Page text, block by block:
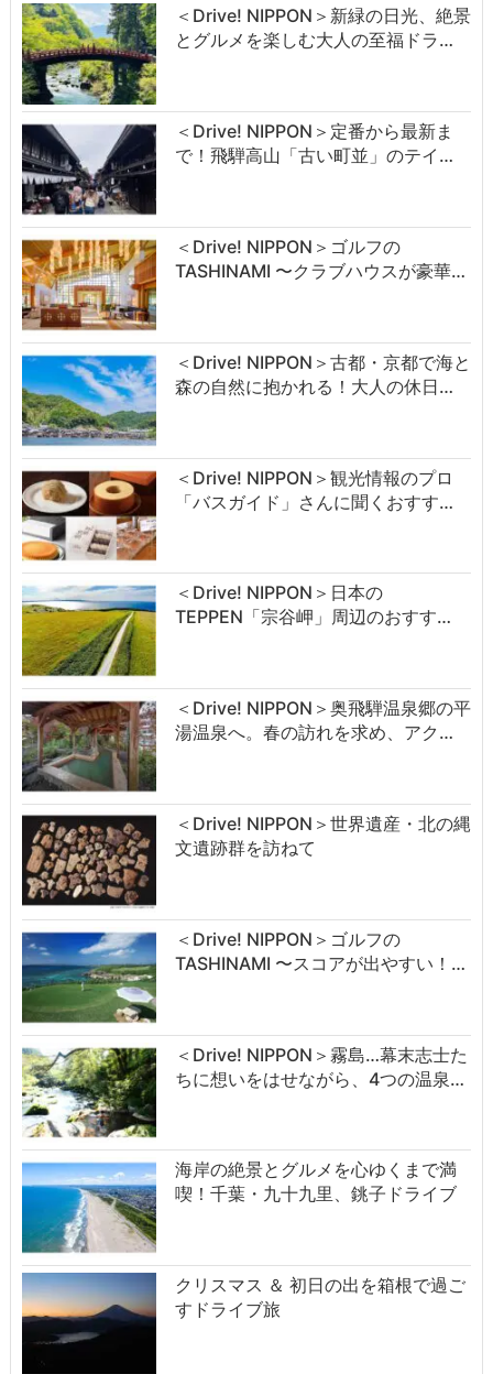
＜Drive! NIPPON＞新緑の日光、絶景
とグルメを楽しむ大人の至福ドラ…
＜Drive! NIPPON＞定番から最新ま
で！飛騨高山「古い町並」のテイ…
＜Drive! NIPPON＞ゴルフの
TASHINAMI 〜クラブハウスが豪華…
＜Drive! NIPPON＞古都・京都で海と
森の自然に抱かれる！大人の休日…
＜Drive! NIPPON＞観光情報のプロ
「バスガイド」さんに聞くおすす…
＜Drive! NIPPON＞日本の
TEPPEN「宗谷岬」周辺のおすす…
＜Drive! NIPPON＞奥飛騨温泉郷の平
湯温泉へ。春の訪れを求め、アク…
＜Drive! NIPPON＞世界遺産・北の縄
文遺跡群を訪ねて
＜Drive! NIPPON＞ゴルフの
TASHINAMI 〜スコアが出やすい！…
＜Drive! NIPPON＞霧島…幕末志士た
ちに想いをはせながら、4つの温泉…
海岸の絶景とグルメを心ゆくまで満
喫！千葉・九十九里、銚子ドライブ
クリスマス ＆ 初日の出を箱根で過ご
すドライブ旅